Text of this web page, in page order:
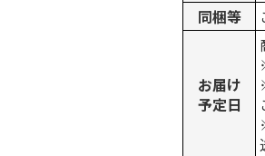
同梱等
お届け
予定日